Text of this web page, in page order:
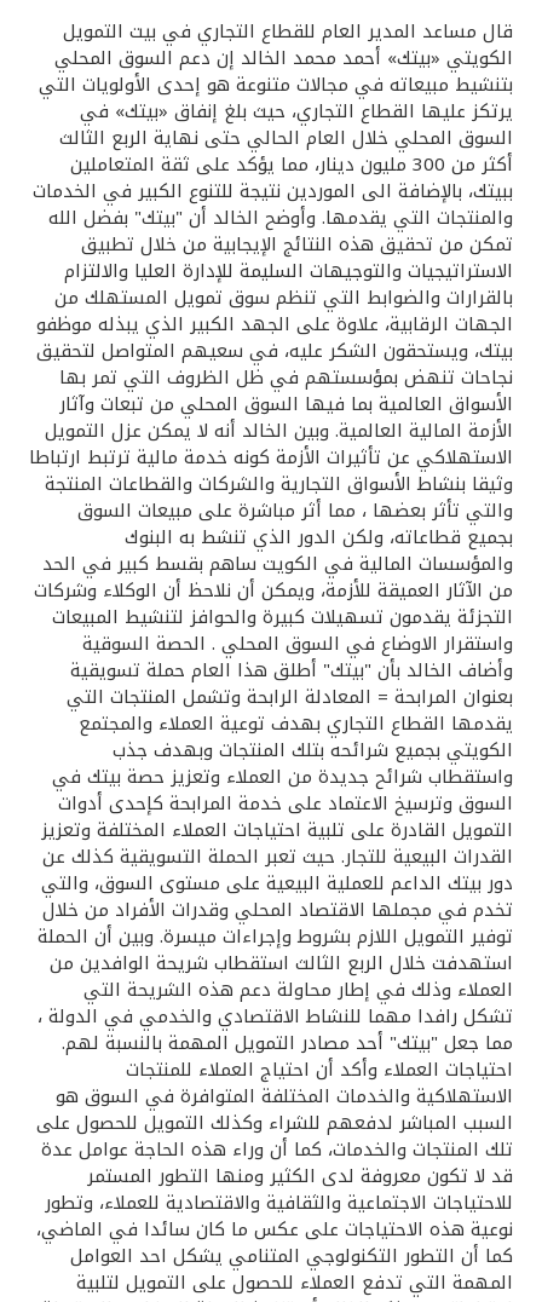
القنوات المصرفية
أدوات وخدمات
خدمات ما بعد البيع
اتصل بنا
مواقع الفروع وأجهزة الصرف الآلي
ألمانيا
ماليزيا
تركيا
مصر
المملكة المتحدة
مملكة البحرين
قال مساعد المدير العام للقطاع التجاري في بيت التمويل
الكويتي «بيتك» أحمد محمد الخالد إن دعم السوق المحلي
بتنشيط مبيعاته في مجالات متنوعة هو إحدى الأولويات التي
يرتكز عليها القطاع التجاري، حيث بلغ إنفاق «بيتك» في
السوق المحلي خلال العام الحالي حتى نهاية الربع الثالث
أكثر من 300 مليون دينار، مما يؤكد على ثقة المتعاملين
ببيتك، بالإضافة الى الموردين نتيجة للتنوع الكبير في الخدمات
والمنتجات التي يقدمها. وأوضح الخالد أن "بيتك" بفضل الله
تمكن من تحقيق هذه النتائج الإيجابية من خلال تطبيق
الاستراتيجيات والتوجيهات السليمة للإدارة العليا والالتزام
بالقرارات والضوابط التي تنظم سوق تمويل المستهلك من
الجهات الرقابية، علاوة على الجهد الكبير الذي يبذله موظفو
بيتك، ويستحقون الشكر عليه، في سعيهم المتواصل لتحقيق
نجاحات تنهض بمؤسستهم في ظل الظروف التي تمر بها
الأسواق العالمية بما فيها السوق المحلي من تبعات وآثار
الأزمة المالية العالمية. وبين الخالد أنه لا يمكن عزل التمويل
الاستهلاكي عن تأثيرات الأزمة كونه خدمة مالية ترتبط ارتباطا
وثيقا بنشاط الأسواق التجارية والشركات والقطاعات المنتجة
والتي تأثر بعضها ، مما أثر مباشرة على مبيعات السوق
بجميع قطاعاته، ولكن الدور الذي تنشط به البنوك
والمؤسسات المالية في الكويت ساهم بقسط كبير في الحد
من الآثار العميقة للأزمة، ويمكن أن نلاحظ أن الوكلاء وشركات
التجزئة يقدمون تسهيلات كبيرة والحوافز لتنشيط المبيعات
واستقرار الاوضاع في السوق المحلي . الحصة السوقية
وأضاف الخالد بأن "بيتك" أطلق هذا العام حملة تسويقية
بعنوان المرابحة = المعادلة الرابحة وتشمل المنتجات التي
يقدمها القطاع التجاري بهدف توعية العملاء والمجتمع
الكويتي بجميع شرائحه بتلك المنتجات وبهدف جذب
واستقطاب شرائح جديدة من العملاء وتعزيز حصة بيتك في
السوق وترسيخ الاعتماد على خدمة المرابحة كإحدى أدوات
التمويل القادرة على تلبية احتياجات العملاء المختلفة وتعزيز
القدرات البيعية للتجار. حيث تعبر الحملة التسويقية كذلك عن
دور بيتك الداعم للعملية البيعية على مستوى السوق، والتي
تخدم في مجملها الاقتصاد المحلي وقدرات الأفراد من خلال
توفير التمويل اللازم بشروط وإجراءات ميسرة. وبين أن الحملة
استهدفت خلال الربع الثالث استقطاب شريحة الوافدين من
العملاء وذلك في إطار محاولة دعم هذه الشريحة التي
تشكل رافدا مهما للنشاط الاقتصادي والخدمي في الدولة ،
مما جعل "بيتك" أحد مصادر التمويل المهمة بالنسبة لهم.
احتياجات العملاء وأكد أن احتياج العملاء للمنتجات
الاستهلاكية والخدمات المختلفة المتوافرة في السوق هو
السبب المباشر لدفعهم للشراء وكذلك التمويل للحصول على
تلك المنتجات والخدمات، كما أن وراء هذه الحاجة عوامل عدة
قد لا تكون معروفة لدى الكثير ومنها التطور المستمر
للاحتياجات الاجتماعية والثقافية والاقتصادية للعملاء، وتطور
نوعية هذه الاحتياجات على عكس ما كان سائدا في الماضي،
كما أن التطور التكنولوجي المتنامي يشكل احد العوامل
المهمة التي تدفع العملاء للحصول على التمويل لتلبية